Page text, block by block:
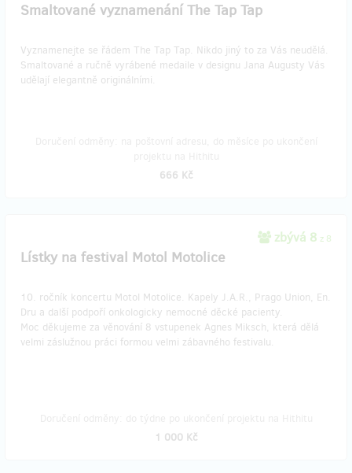
Smaltované vyznamenání The Tap Tap
Vyznamenejte se řádem The Tap Tap. Nikdo jiný to za Vás neudělá.
Smaltované a ručně vyrábené medaile v designu Jana Augusty Vás
udělají elegantně originálními.
666 Kč
zbývá 8 z 8
Lístky na festival Motol Motolice
10. ročník koncertu Motol Motolice. Kapely J.A.R., Prago Union, En.
Dru a další podpoří onkologicky nemocné děcké pacienty.
Moc děkujeme za věnování 8 vstupenek Agnes Miksch, která dělá
velmi záslužnou práci formou velmi zábavného festivalu.
1 000 Kč